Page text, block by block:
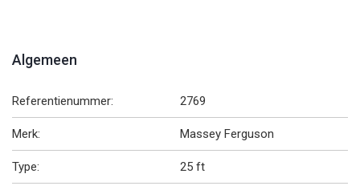
Algemeen
Referentienummer: 2769
Merk: Massey Ferguson
Type: 25 ft